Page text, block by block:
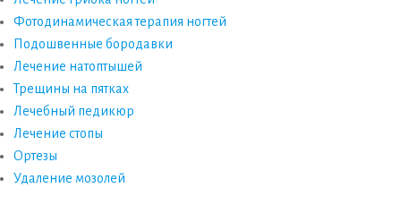
Фотодинамическая терапия ногтей
Подошвенные бородавки
Лечение натоптышей
Трещины на пятках
Лечебный педикюр
Лечение стопы
Ортезы
Удаление мозолей